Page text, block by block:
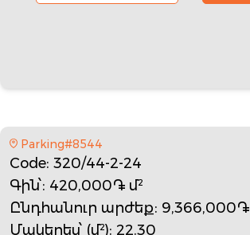
Parking#8544
Code: 320/44-2-24
Գին՝: 420,000֏ մ²
Ընդհանուր արժեք: 9,366,000֏
Մակերես՝ (մ²): 22.30